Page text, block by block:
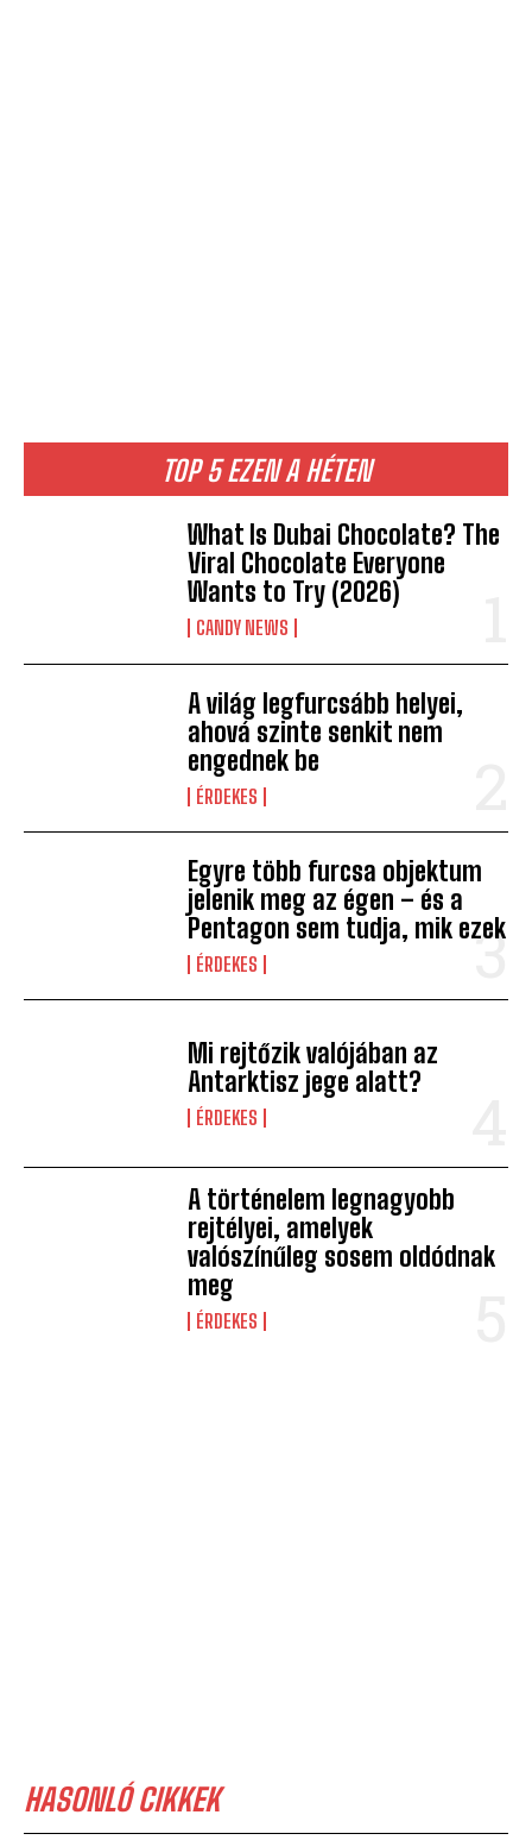
TOP 5 EZEN A HÉTEN
What Is Dubai Chocolate? The
Viral Chocolate Everyone
Wants to Try (2026)
CANDY NEWS
A világ legfurcsább helyei,
ahová szinte senkit nem
engednek be
ÉRDEKES
Egyre több furcsa objektum
jelenik meg az égen – és a
Pentagon sem tudja, mik ezek
ÉRDEKES
Mi rejtőzik valójában az
Antarktisz jege alatt?
ÉRDEKES
A történelem legnagyobb
rejtélyei, amelyek
valószínűleg sosem oldódnak
meg
ÉRDEKES
HASONLÓ CIKKEK